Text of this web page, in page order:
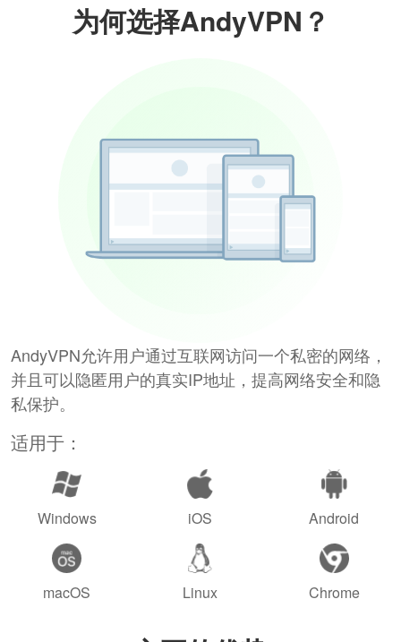
为何选择AndyVPN？
AndyVPN允许用户通过互联网访问一个私密的网络，
并且可以隐匿用户的真实IP地址，提高网络安全和隐
私保护。
适用于：
Windows iOS Android
macOS Linux Chrome